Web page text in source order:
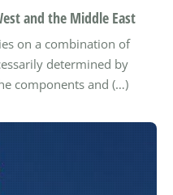
and the Middle East
on a combination of
determined by
components and (…)